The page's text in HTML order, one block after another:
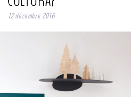
12 décembre 2016